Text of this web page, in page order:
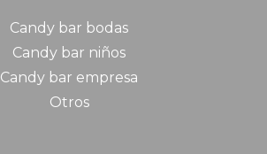
Candy bar bodas
Candy bar niños
Candy bar empresa
Otros